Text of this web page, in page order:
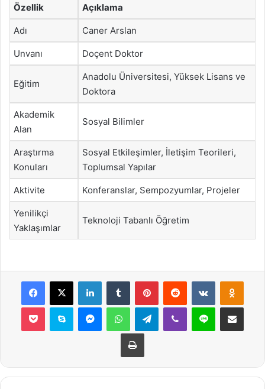
Özellik Açıklama
Adı Caner Arslan
Unvanı Doçent Doktor
Eğitim
Anadolu Üniversitesi, Yüksek Lisans ve
Doktora
Akademik
Alan
Sosyal Bilimler
Araştırma
Konuları
Sosyal Etkileşimler, İletişim Teorileri,
Toplumsal Yapılar
Aktivite Konferanslar, Sempozyumlar, Projeler
Yenilikçi
Yaklaşımlar
Teknoloji Tabanlı Öğretim
Facebook
X LinkedInTumblr PinterestReddit VKontakte
Pocket Skype MessengerWhatsAppTelegramViber Line E-Posta ile
Yazdır